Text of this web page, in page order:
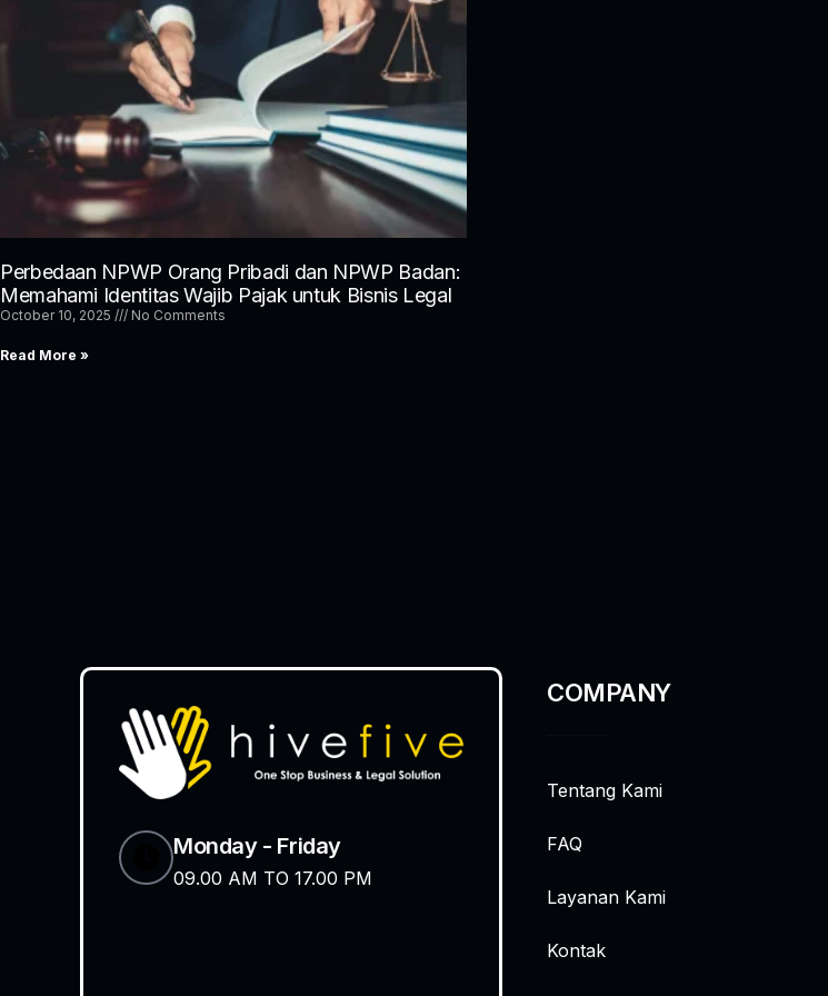
Perbedaan NPWP Orang Pribadi dan NPWP Badan:
Memahami Identitas Wajib Pajak untuk Bisnis Legal
October 10, 2025 No Comments
Read More »
Monday - Friday
09.00 AM TO 17.00 PM
COMPANY
Tentang Kami
FAQ
Layanan Kami
Kontak